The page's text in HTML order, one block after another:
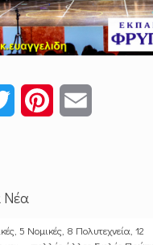
Twitter Pinterest
Νέα
5 Νομικές, 8 Πολυτεχνεία, 12